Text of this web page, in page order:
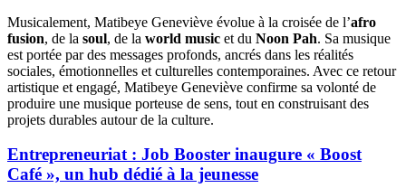
Musicalement, Matibeye Geneviève évolue à la croisée de l’afro
fusion, de la soul, de la world music et du Noon Pah. Sa musique
est portée par des messages profonds, ancrés dans les réalités
sociales, émotionnelles et culturelles contemporaines. Avec ce retour
artistique et engagé, Matibeye Geneviève confirme sa volonté de
produire une musique porteuse de sens, tout en construisant des
projets durables autour de la culture.
Entrepreneuriat : Job Booster inaugure « Boost
Café », un hub dédié à la jeunesse